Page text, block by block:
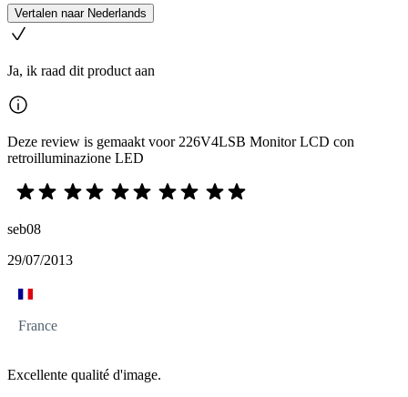
Vertalen naar Nederlands
Ja, ik raad dit product aan
Deze review is gemaakt voor 226V4LSB Monitor LCD con
retroilluminazione LED
seb08
29/07/2013
France
Excellente qualité d'image.